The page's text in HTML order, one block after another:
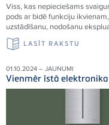
Viss, kas nepieciešams
pods ar bidē funkciju
uzstādīšanu, nodošanu
LASĪT RAKSTU
01.10.2024 – JAUNUMI
Vienmēr īstā